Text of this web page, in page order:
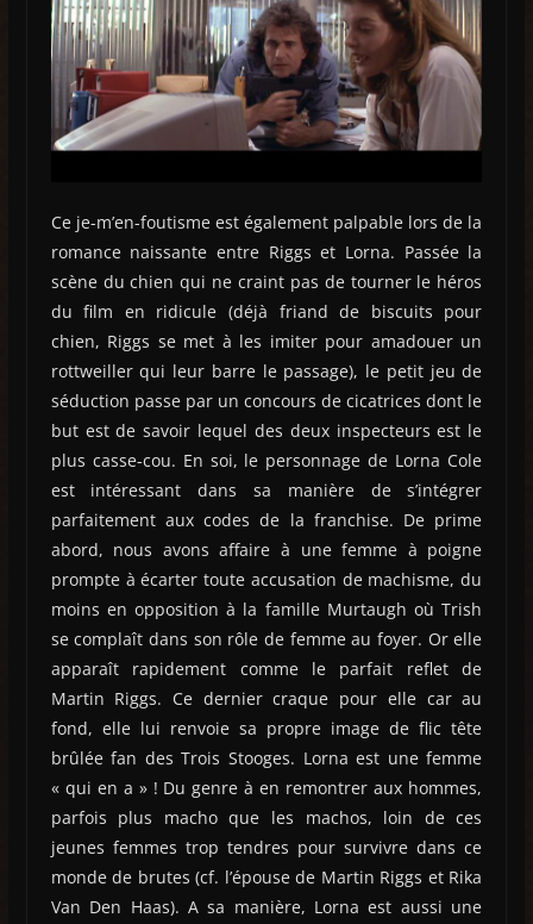
Ce je-m’en-foutisme est également palpable lors de la
romance naissante entre Riggs et Lorna. Passée la
scène du chien qui ne craint pas de tourner le héros
du film en ridicule (déjà friand de biscuits pour
chien, Riggs se met à les imiter pour amadouer un
rottweiller qui leur barre le passage), le petit jeu de
séduction passe par un concours de cicatrices dont le
but est de savoir lequel des deux inspecteurs est le
plus casse-cou. En soi, le personnage de Lorna Cole
est intéressant dans sa manière de s’intégrer
parfaitement aux codes de la franchise. De prime
abord, nous avons affaire à une femme à poigne
prompte à écarter toute accusation de machisme, du
moins en opposition à la famille Murtaugh où Trish
se complaît dans son rôle de femme au foyer. Or elle
apparaît rapidement comme le parfait reflet de
Martin Riggs. Ce dernier craque pour elle car au
fond, elle lui renvoie sa propre image de flic tête
brûlée fan des Trois Stooges. Lorna est une femme
« qui en a » ! Du genre à en remontrer aux hommes,
parfois plus macho que les machos, loin de ces
jeunes femmes trop tendres pour survivre dans ce
monde de brutes (cf. l’épouse de Martin Riggs et Rika
Van Den Haas). A sa manière, Lorna est aussi une